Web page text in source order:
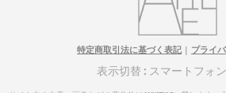
特定商取引法に基づく表記 | プライ
表示切替 : スマートフォ